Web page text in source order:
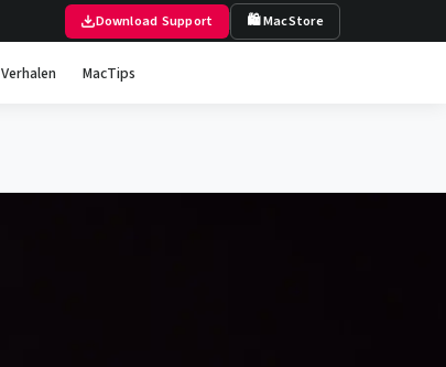
Download Support 🛍 MacStore
Verhalen MacTips